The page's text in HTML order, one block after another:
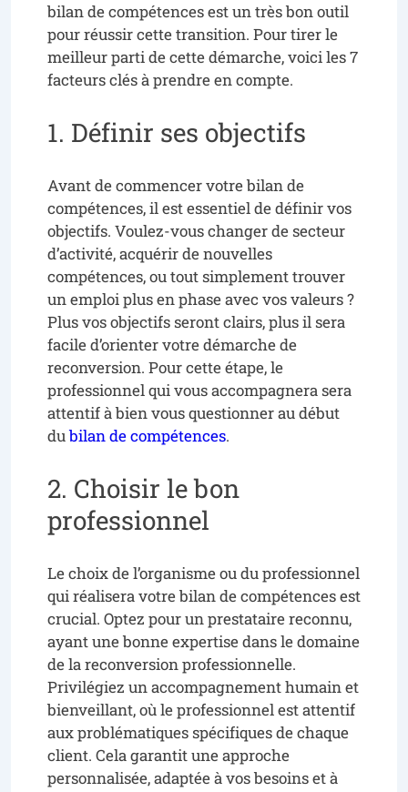
bilan de compétences est un très bon outil
pour réussir cette transition. Pour tirer le
meilleur parti de cette démarche, voici les 7
facteurs clés à prendre en compte.
1. Définir ses objectifs
Avant de commencer votre bilan de
compétences, il est essentiel de définir vos
objectifs. Voulez-vous changer de secteur
d’activité, acquérir de nouvelles
compétences, ou tout simplement trouver
un emploi plus en phase avec vos valeurs ?
Plus vos objectifs seront clairs, plus il sera
facile d’orienter votre démarche de
reconversion. Pour cette étape, le
professionnel qui vous accompagnera sera
attentif à bien vous questionner au début
dubilan de compétences.
2. Choisir le bon
professionnel
Le choix de l’organisme ou du professionnel
qui réalisera votre bilan de compétences est
crucial. Optez pour un prestataire reconnu,
ayant une bonne expertise dans le domaine
de la reconversion professionnelle.
Privilégiez un accompagnement humain et
bienveillant, où le professionnel est attentif
aux problématiques spécifiques de chaque
client. Cela garantit une approche
personnalisée, adaptée à vos besoins et à